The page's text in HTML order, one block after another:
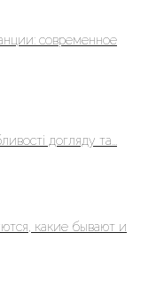
современное
догляду та...
какие бывают и